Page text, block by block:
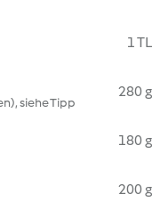
1 TL
siehe Tipp
280 g
180 g
200 g